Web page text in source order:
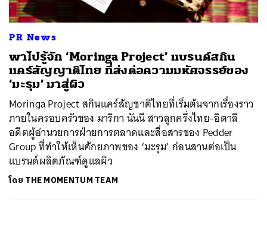
PR News
พาไปรู้จัก ‘Moringa Project’ แบรนด์สกิน
แคร์สัญญาติไทย ที่ส่งต่อความมหัศจรรย์ของ
‘มะรุม’ มาสู่ผิว
Moringa Project สกินแคร์สัญชาติไทยที่เริ่มต้นจากเรื่องราว
ภายในครอบครัวของ มาริกา นันนี สาวลูกครึ่งไทย-อิตาลี
อดีตผู้อำนวยการฝ่ายการตลาดและสื่อสารของ Pedder
Group ที่ทำให้เห็นศักยภาพของ ‘มะรุม’ ก่อนสานต่อเป็น
แบรนด์ผลิตภัณฑ์ดูแลผิว
โดย THE MOMENTUM TEAM
ค้นหา